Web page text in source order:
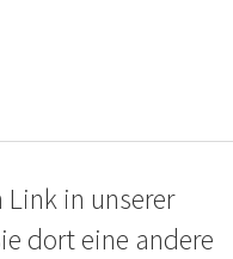
in unserer
dort eine andere